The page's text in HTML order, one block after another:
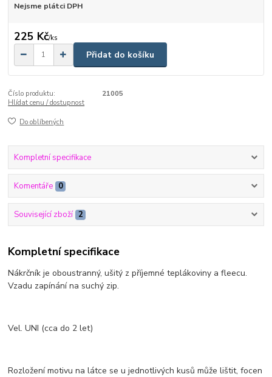
Nejsme plátci DPH
225 Kč/ks
Přidat do košíku
Číslo produktu:
21005
Hlídat cenu / dostupnost
Do oblíbených
Kompletní specifikace
Komentáře 0
Související zboží 2
Kompletní specifikace
Nákrčník je oboustranný, ušitý z příjemné teplákoviny a fleecu.
Vzadu zapínání na suchý zip.
Vel. UNI (cca do 2 let)
Rozložení motivu na látce se u jednotlivých kusů může lištit, focen